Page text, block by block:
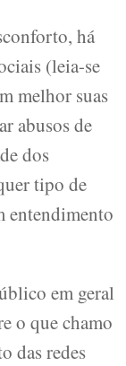
há
(leia-se
melhor suas
abusos de
dos
tipo de
entendimento
em geral
o que chamo
das redes